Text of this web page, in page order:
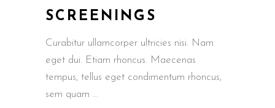
SCREENINGS
Curabitur ullamcorper ultricies nisi. Nam
eget dui. Etiam rhoncus. Maecenas
tempus, tellus eget condimentum rhoncus,
sem quam